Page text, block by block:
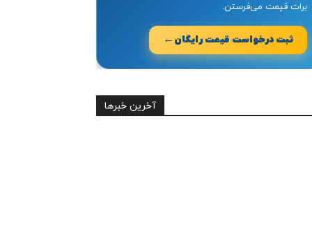
برات قیمت می‌فرستن.
ثبت درخواست قیمت رایگان ←
آخرین خبرها